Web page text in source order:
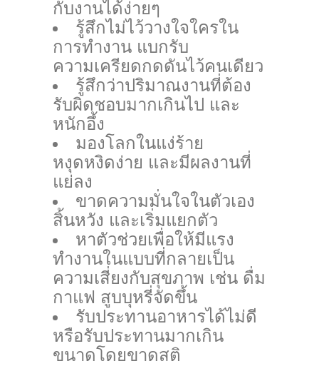
กับงานได้ง่ายๆ
รู้สึกไม่ไว้วางใจใครใน
การทำงาน แบกรับ
ความเครียดกดดันไว้คนเดียว
รู้สึกว่าปริมาณงานที่ต้อง
รับผิดชอบมากเกินไป และ
หนักอึ้ง
มองโลกในแง่ร้าย
หงุดหงิดง่าย และมีผลงานที่
แย่ลง
ขาดความมั่นใจในตัวเอง
สิ้นหวัง และเริ่มแยกตัว
หาตัวช่วยเพื่อให้มีแรง
ทำงานในแบบที่กลายเป็น
ความเสี่ยงกับสุขภาพ เช่น ดื่ม
กาแฟ สูบบุหรี่จัดขึ้น
รับประทานอาหารได้ไม่ดี
หรือรับประทานมากเกิน
ขนาดโดยขาดสติ